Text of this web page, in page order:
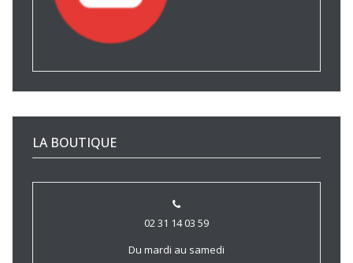
LA BOUTIQUE
02 31 14 03 59
Du mardi au samedi